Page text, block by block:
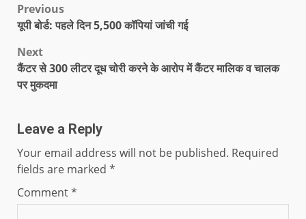
Previous
यूपी बोर्ड: पहले दिन 5,500 कॉपियां जांची गई
Next
कैंटर से 300 लीटर दूध चोरी करने के आरोप में कैंटर मालिक व चालक
पर मुकदमा
Leave a Reply
Your email address will not be published. Required
fields are marked *
Comment*